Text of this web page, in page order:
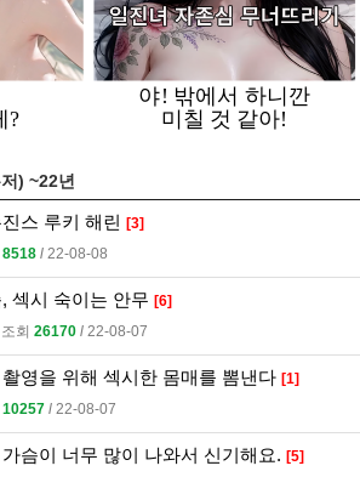
) ~22년
스 루키 해린 [3]
8518 l 22-08-08
섹시 숙이는 안무 [6]
조회 26170 l 22-08-07
영을 위해 섹시한 몸매를 뽐낸다 [1]
10257 l 22-08-07
슴이 너무 많이 나와서 신기해요. [5]